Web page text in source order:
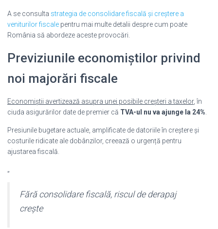
A se consulta strategia de consolidare fiscală și creștere a
veniturilor fiscale pentru mai multe detalii despre cum poate
România să abordeze aceste provocări.
Previziunile economiștilor privind
noi majorări fiscale
Economiștii avertizează asupra unei posibile creșteri a taxelor, în
ciuda asigurărilor date de premier că TVA-ul nu va ajunge la 24%
Presiunile bugetare actuale, amplificate de datoriile în creștere și
costurile ridicate ale dobânzilor, creează o urgență pentru
ajustarea fiscală.
„
Fără consolidare fiscală, riscul de derapaj
crește